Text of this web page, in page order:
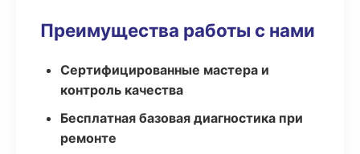
Преимущества работы с нами
Сертифицированные мастера и
контроль качества
Бесплатная базовая диагностика при
ремонте